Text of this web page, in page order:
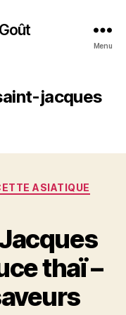
Menu
jacques
ASIATIQUE
thaï –